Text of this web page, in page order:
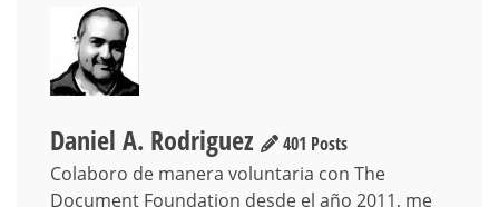
Daniel A. Rodriguez
401 Posts
Colaboro de manera voluntaria con The
Document Foundation desde el año 2011, me